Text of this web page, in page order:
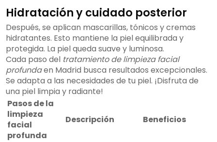
Hidratación y cuidado posterior
Después, se aplican mascarillas, tónicos y cremas
hidratantes. Esto mantiene la piel equilibrada y
protegida. La piel queda suave y luminosa.
Cada paso del tratamiento de limpieza facial
profundaen Madrid busca resultados excepcionales.
Se adapta a las necesidades de tu piel. ¡Disfruta de
una piel limpia y radiante!
Pasos de la
limpieza
facial
profunda
Descripción Beneficios